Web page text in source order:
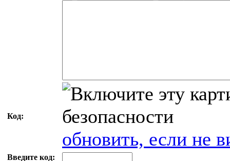
Код:
обновить, если не
Введите код: